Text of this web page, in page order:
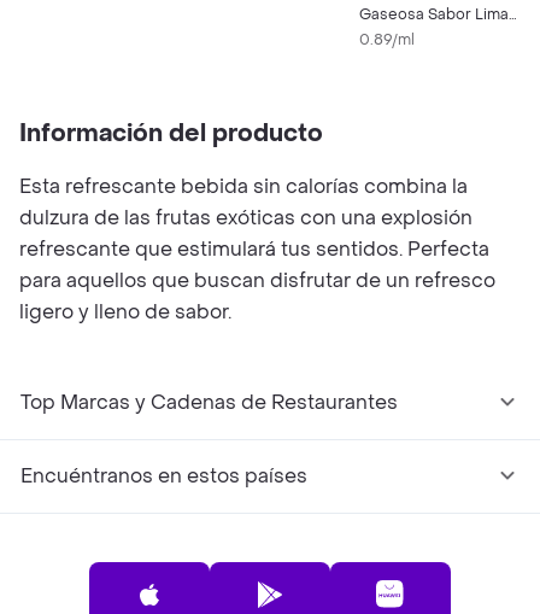
Gaseosa Sabor Lima
Limón Zero 3 L
0.89/ml
Información del producto
Esta refrescante bebida sin calorías combina la
dulzura de las frutas exóticas con una explosión
refrescante que estimulará tus sentidos. Perfecta
para aquellos que buscan disfrutar de un refresco
ligero y lleno de sabor.
Top Marcas y Cadenas de Restaurantes
Encuéntranos en estos países